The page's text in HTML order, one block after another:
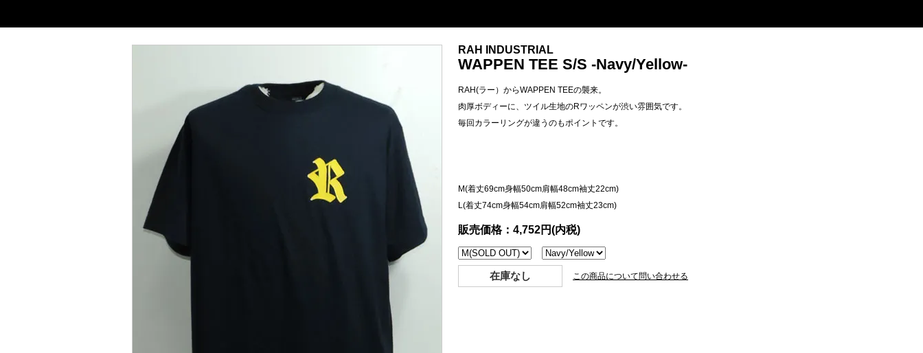
RAH INDUSTRIAL
WAPPEN TEE S/S -Navy/Yellow-
RAH(ラー）からWAPPEN TEEの襲来。
肉厚ボディーに、ツイル生地のRワッペンが渋い雰囲気です。
毎回カラーリングが違うのもポイントです。
M(着丈69cm身幅50cm肩幅48cm袖丈22cm)
L(着丈74cm身幅54cm肩幅52cm袖丈23cm)
販売価格：4,752円(内税)
在庫なし この商品について問い合わせる